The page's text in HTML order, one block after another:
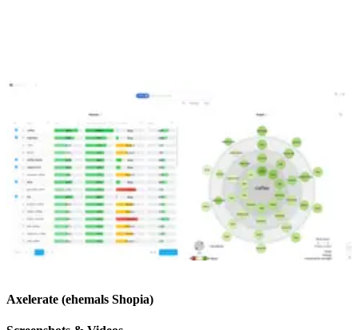
Axelerate (ehemals Shopia)